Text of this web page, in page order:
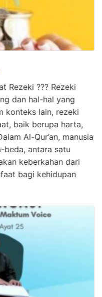
Rezeki ??? Rezeki
dan hal-hal yang
konteks lain, rezeki
baik berupa harta,
Al-Qur’an, manusia
beda, antara satu
keberkahan dari
bagi kehidupan